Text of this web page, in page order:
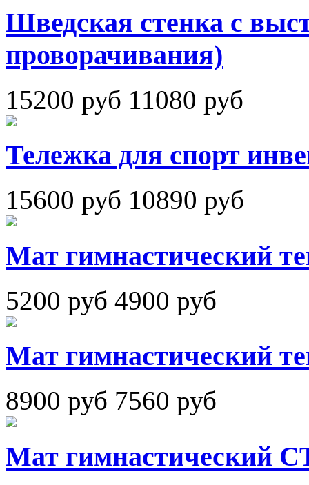
Шведская стенка с
проворачивания)
15200 руб 11080 руб
Тележка для спорт
15600 руб 10890 руб
Мат гимнастический
5200 руб 4900 руб
Мат гимнастический
8900 руб 7560 руб
Мат гимнастический